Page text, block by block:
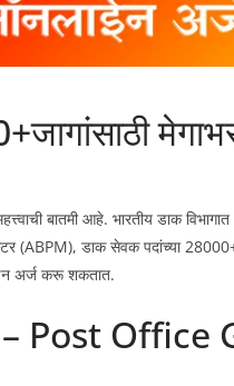
महत्त्वाची बातमी आहे. भारतीय डाक
(ABPM), डाक सेवक पदांच्या
अर्ज करू शकतात.
– Post